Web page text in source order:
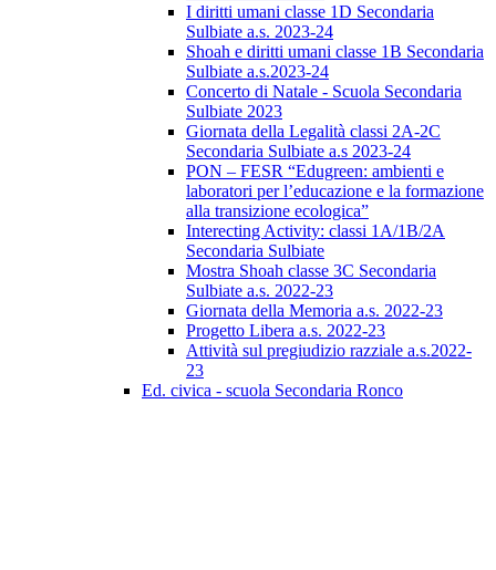
I diritti umani classe 1D Secondaria
Sulbiate a.s. 2023-24
Shoah e diritti umani classe 1B Secondaria
Sulbiate a.s.2023-24
Concerto di Natale - Scuola Secondaria
Sulbiate 2023
Giornata della Legalità classi 2A-2C
Secondaria Sulbiate a.s 2023-24
PON – FESR “Edugreen: ambienti e
laboratori per l’educazione e la formazione
alla transizione ecologica”
Interecting Activity: classi 1A/1B/2A
Secondaria Sulbiate
Mostra Shoah classe 3C Secondaria
Sulbiate a.s. 2022-23
Giornata della Memoria a.s. 2022-23
Progetto Libera a.s. 2022-23
Attività sul pregiudizio razziale a.s.2022-
23
Ed. civica - scuola Secondaria Ronco